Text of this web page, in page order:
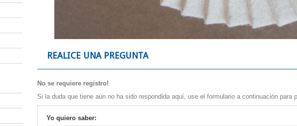
REALICE UNA PREGUNTA
No se requiere registro!
Si la duda que tiene aún no ha sido respondida aquí, use el formulario a continuación para
Yo quiero saber: